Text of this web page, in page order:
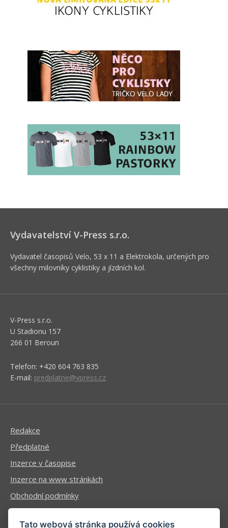
Vydavatelství V-Press s.r.o.
Vydavatel časopisů Velo, 53 x 11 a Elektrokola, určených pro
všechny milovníky cyklistiky a jízdních kol.
V-Press s.r.o.
U Stadionu 157
266 01 Beroun
Telefon: +420 604 763 835
E-mail: predplatne@vpress.cz
Redakce
Předplatné
Inzerce v časopise
Inzerce na www stránkách
Obchodní podmínky
Ochrana osobních údajů
Tato webová stránka používá cookies